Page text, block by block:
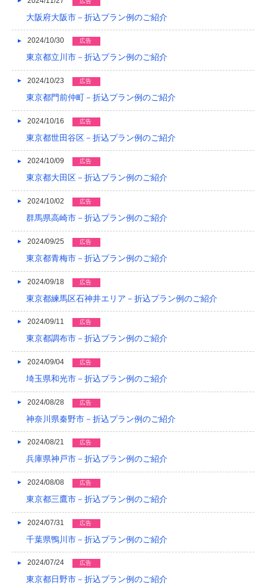
大阪府大阪市－折込プラン例のご紹介
2024/10/30 広告
東京都立川市－折込プラン例のご紹介
2024/10/23 広告
東京都門前仲町－折込プラン例のご紹介
2024/10/16 広告
東京都世田谷区－折込プラン例のご紹介
2024/10/09 広告
東京都大田区－折込プラン例のご紹介
2024/10/02 広告
群馬県高崎市－折込プラン例のご紹介
2024/09/25 広告
東京都青梅市－折込プラン例のご紹介
2024/09/18 広告
東京都練馬区石神井エリア－折込プラン例のご紹介
2024/09/11 広告
東京都調布市－折込プラン例のご紹介
2024/09/04 広告
埼玉県和光市－折込プラン例のご紹介
2024/08/28 広告
神奈川県秦野市－折込プラン例のご紹介
2024/08/21 広告
兵庫県神戸市－折込プラン例のご紹介
2024/08/08 広告
東京都三鷹市－折込プラン例のご紹介
2024/07/31 広告
千葉県鴨川市－折込プラン例のご紹介
2024/07/24 広告
東京都日野市－折込プラン例のご紹介